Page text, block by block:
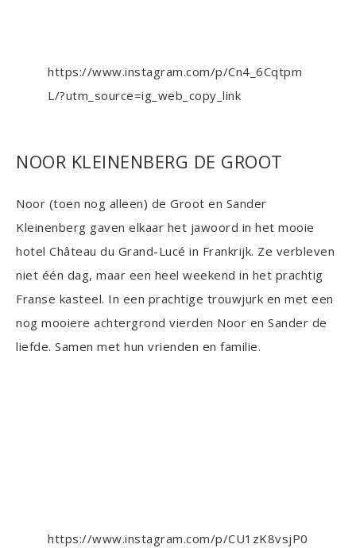
https://www.instagram.com/p/Cn4_6Cqtpm
L/?utm_source=ig_web_copy_link
NOOR KLEINENBERG DE GROOT
Noor (toen nog alleen) de Groot en Sander
Kleinenberg gaven elkaar het jawoord in het mooie
hotel Château du Grand-Lucé in Frankrijk. Ze verbleven
niet één dag, maar een heel weekend in het prachtig
Franse kasteel. In een prachtige trouwjurk en met een
nog mooiere achtergrond vierden Noor en Sander de
liefde. Samen met hun vrienden en familie.
https://www.instagram.com/p/CU1zK8vsjP0